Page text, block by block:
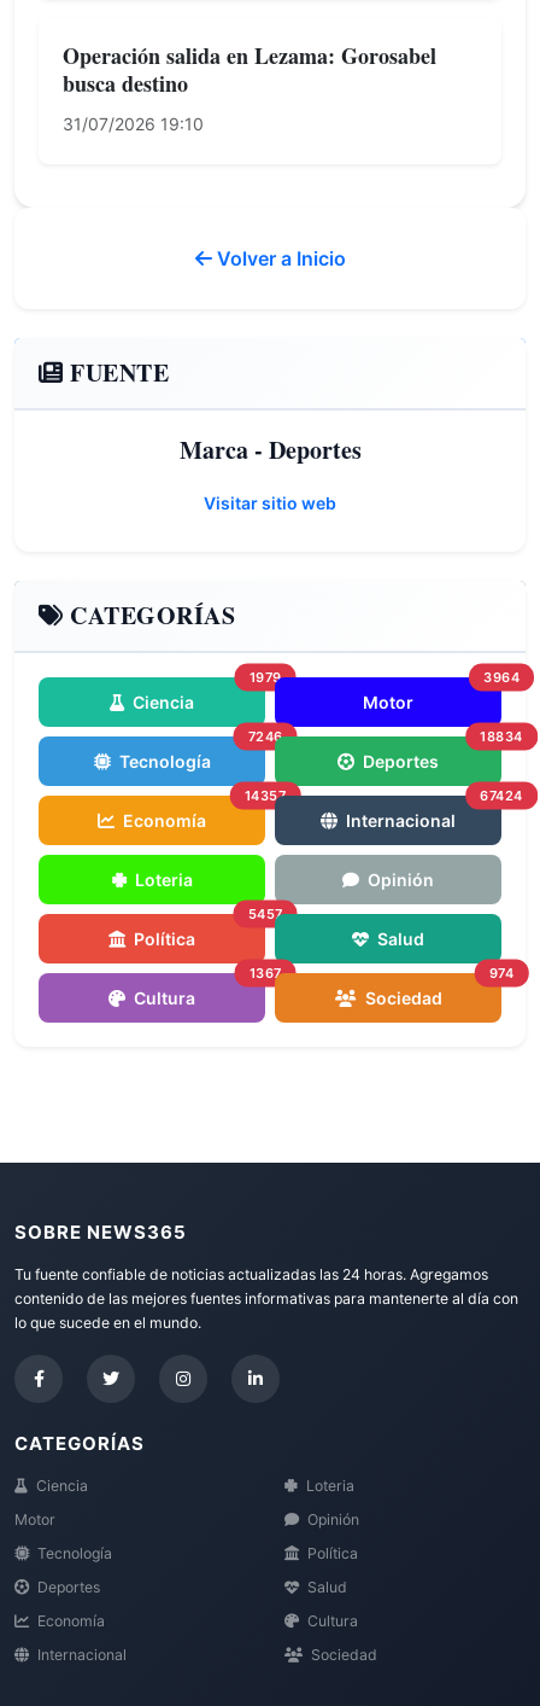
Operación salida en Lezama: Gorosabel
busca destino
31/07/2026 19:10
Volver a Inicio
FUENTE
Marca - Deportes
Visitar sitio web
CATEGORÍAS
Ciencia
1979
Motor
3964
Tecnología
7246
Deportes
18834
Economía
14357
Internacional
67424
Loteria Opinión
Política
5457
Salud
Cultura
1367
Sociedad
974
SOBRE NEWS365
Tu fuente confiable de noticias actualizadas las 24 horas. Agregamos
contenido de las mejores fuentes informativas para mantenerte al día con
lo que sucede en el mundo.
CATEGORÍAS
Ciencia
Motor
Tecnología
Deportes
Economía
Internacional
Loteria
Opinión
Política
Salud
Cultura
Sociedad